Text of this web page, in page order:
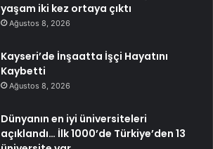
yaşam iki kez ortaya çıktı
Ağustos 8, 2026
Kayseri’de İnşaatta İşçi Hayatını
Kaybetti
Ağustos 8, 2026
Dünyanın en iyi üniversiteleri
açıklandı… İlk 1000’de Türkiye’den 13